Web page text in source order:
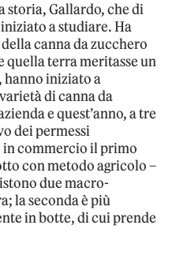
storia, Gallardo, che di
a studiare. Ha
canna da zucchero
quella terra meritasse un
hanno iniziato a
di canna da
e quest’anno, a tre
dei permessi
commercio il primo
con metodo agricolo –
due macro-
la seconda è più
in botte, di cui prende